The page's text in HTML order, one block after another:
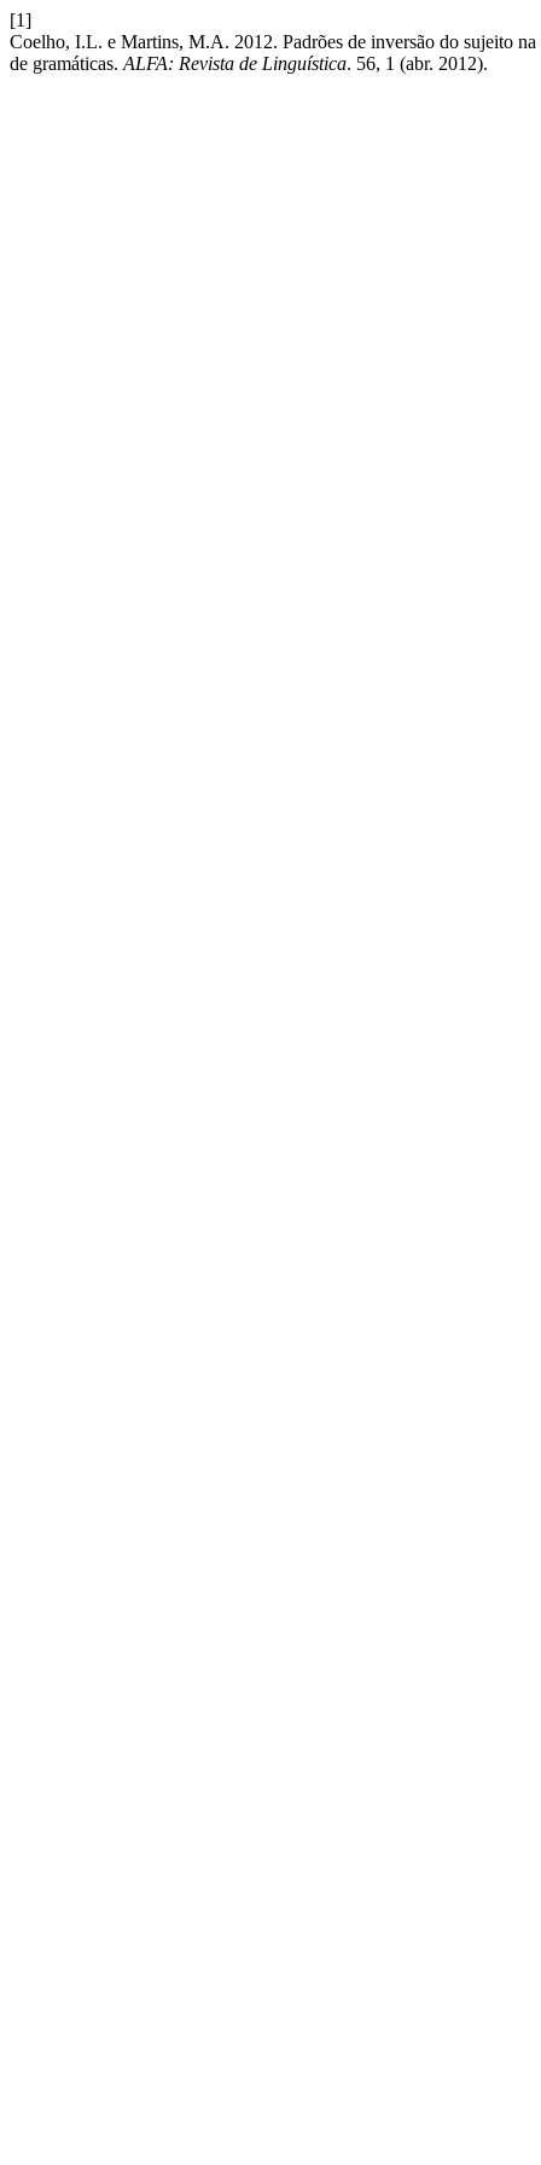
[1]
Coelho, I.L. e Martins, M.A. 2012. Padrões de inversão do sujeito
de gramáticas. ALFA: Revista de Linguística. 56, 1 (abr. 2012).